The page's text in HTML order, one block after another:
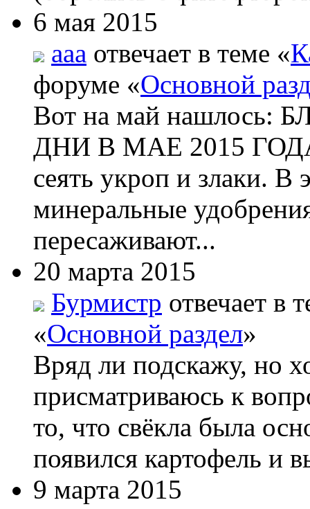
6 мая 2015
aaa отвечает в теме «
форуме «Основной
Вот на май
ДНИ В МАЕ 2015 ГОДА
сеять укроп и злаки. В
минеральные
пересаживают...
20 марта 2015
Бурмистр отвечает в
«Основной раздел»
Вряд ли подскажу, но
присматриваюсь к
то, что свёкла была
появился картофель и
9 марта 2015